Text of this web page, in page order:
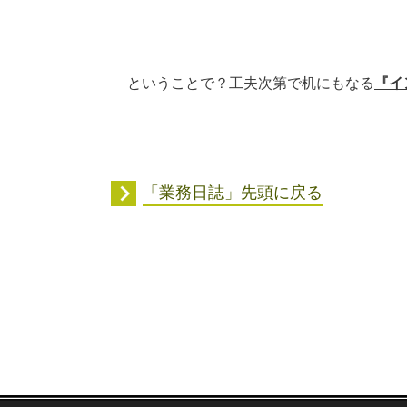
ということで？工夫次第で机にもなる 『イ
「業務日誌」先頭に戻る